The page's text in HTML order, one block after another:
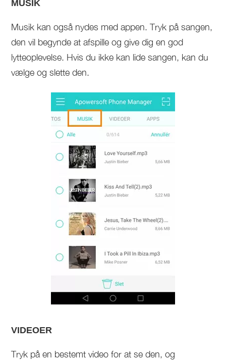
MUSIK
Musik kan også nydes med appen. Tryk på sangen,
den vil begynde at afspille og give dig en god
lytteoplevelse. Hvis du ikke kan lide sangen, kan du
vælge og slette den.
VIDEOER
Tryk på en bestemt video for at se den, og